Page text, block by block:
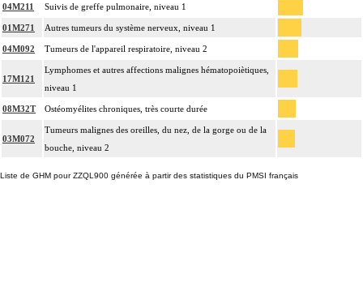
04M211 Suivis de greffe pulmonaire, niveau 1
01M271 Autres tumeurs du système nerveux, niveau 1
04M092 Tumeurs de l'appareil respiratoire, niveau 2
17M121
Lymphomes et autres affections malignes hématopoiètiques,
niveau 1
08M32T Ostéomyélites chroniques, très courte durée
03M072
Tumeurs malignes des oreilles, du nez, de la gorge ou de la
bouche, niveau 2
Liste de GHM pour ZZQL900 générée à partir des statistiques du PMSI français